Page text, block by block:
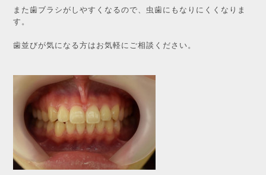
また歯ブラシがしやすくなるので、虫歯にもなりにくくなりま
す。
歯並びが気になる方はお気軽にご相談ください。